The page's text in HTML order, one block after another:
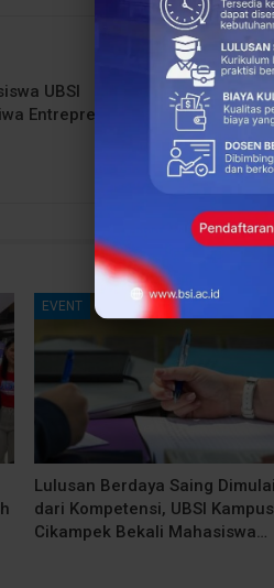
UBSI
Entrepreneur
Meriah
UBSI
EVENT
Lulusan Berdaya Saing Dimulai
dari Kompetensi, UBSI Kampus
Cikampek Bekali Mahasiswa…